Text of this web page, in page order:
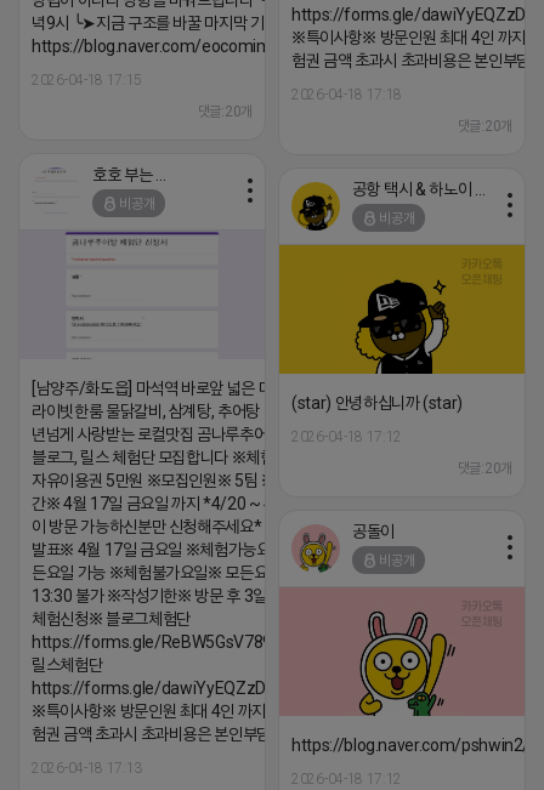
https://forms.gle/
※특이사항※ 방문인원 최대 4인 까지
험권 금액 초과시 초과비용은 본인부담
2026-04-18 17:18
댓글:20개
녁9시 ╰➤지금 구조를 바꿀 마지막 기회
https://blog.naver.com/eocomim/224250518436
2026-04-18 17:15
댓글:20개
비공개
[남양주/화도읍] 마석역 바로앞 넓은 매장과, 프
라이빗한룸 물닭갈비, 삼계탕, 추어탕 맛집 10
년넘게 사랑받는 로컬맛집 곰나루추어탕에서
블로그, 릴스 체험단 모집합니다 ※체험메뉴※
자유이용권 5만원 ※모집인원※ 5팀 ※모집기
간※ 4월 17일 금요일 까지 *4/20 ~ 4/26 사
이 방문 가능하신분만 신청해주세요* ※체험단
발표※ 4월 17일 금요일 ※체험가능요일※ 모
든요일 가능 ※체험불가요일※ 모든요일 12 ~
13:30 불가 ※작성기한※ 방문 후 3일 이내 ※
체험신청※ 블로그체험단
https://forms.gle/ReBW5GsV789ur2Pz6
릴스체험단
https://forms.gle/dawiYyEQZzDdqf8W8
※특이사항※ 방문인원 최대 4인 까지 가능 체
험권 금액 초과시 초과비용은 본인부담입니다.
2026-04-18 17:13
비공개
(star) 안녕하십니까 (star)
2026-04-18 17:12
댓글:20개
공돌이
비공개
https://blog.naver.com/pshwin2/
2026-04-18 17:12